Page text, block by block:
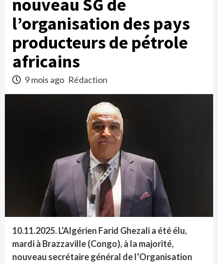
nouveau SG de
l’organisation des pays
producteurs de pétrole
africains
9 mois ago Rédaction
10.11.2025. L’Algérien Farid Ghezali a été élu,
mardi à Brazzaville (Congo), à la majorité,
nouveau secrétaire général de l’Organisation